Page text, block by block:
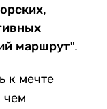
маршрут".
к мечте
чем